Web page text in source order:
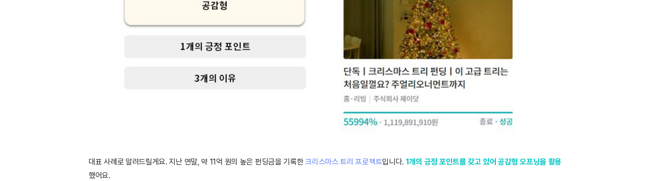
대표 사례로 알려드릴게요. 지난 연말, 약 11억 원의 높은 펀딩금을 기록한크리스마스 트리 프로젝트입니다. 1개의 긍정 포인트를 갖고 있어 공감형 오프닝을 활용
했어요.